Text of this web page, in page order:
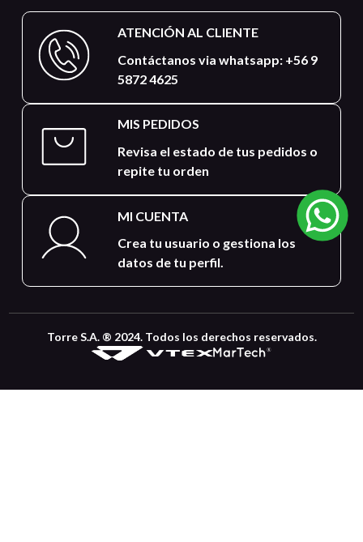
ATENCIÓN AL CLIENTE
Contáctanos via whatsapp: +56 9
5872 4625
MIS PEDIDOS
Revisa el estado de tus pedidos o
repite tu orden
MI CUENTA
Crea tu usuario o gestiona los
datos de tu perfil.
Torre S.A. ® 2024. Todos los derechos reservados.